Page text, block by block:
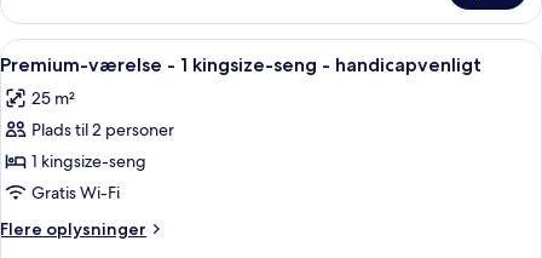
-
kingsize-
Indlæs
alle
billeder
af
Premium-
værelse
-
1
Et moderne badeværelse med
4
Premium-værelse - 1 kingsize-seng - handicapvenligt
25 m²
Plads til 2 personer
1 kingsize-seng
Gratis Wi-Fi
Flere oplysninger
Flere